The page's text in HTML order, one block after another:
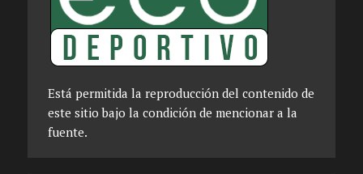
Está permitida la reproducción del contenido de
este sitio bajo la condición de mencionar a la
fuente.